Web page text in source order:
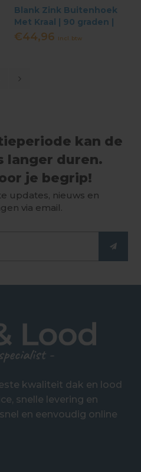
Blank Zink Buitenhoek
Met Kraal | 90 graden |
Kliksysteem
€44,96 Incl. btw
kan de
langer duren.
je begrip!
updates, nieuws en
via email.
kwaliteit dak en lood
snelle levering en
en eenvoudig online